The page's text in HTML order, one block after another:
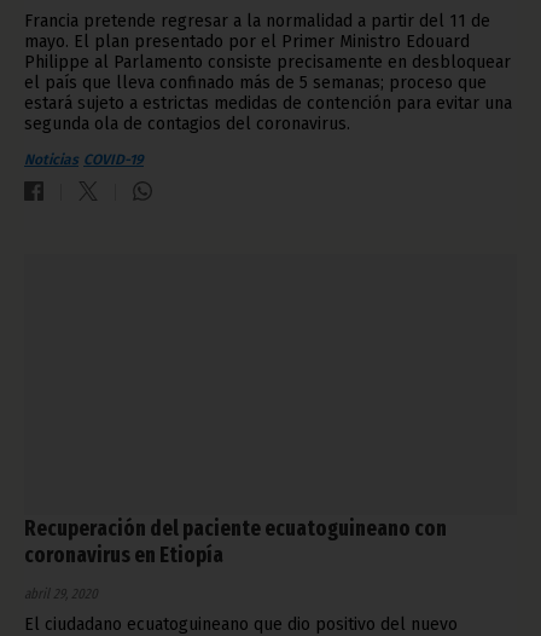
Francia pretende regresar a la normalidad a partir del 11 de
mayo. El plan presentado por el Primer Ministro Edouard
Philippe al Parlamento consiste precisamente en desbloquear
el país que lleva confinado más de 5 semanas; proceso que
estará sujeto a estrictas medidas de contención para evitar una
segunda ola de contagios del coronavirus.
Noticias COVID-19
Recuperación del paciente ecuatoguineano con
coronavirus en Etiopía
abril 29, 2020
El ciudadano ecuatoguineano que dio positivo del nuevo